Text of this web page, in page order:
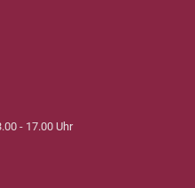
- 17.00 Uhr